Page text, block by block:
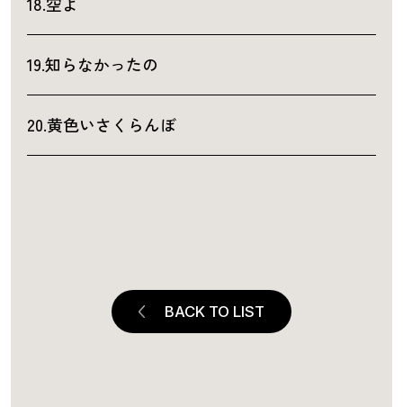
19.知らなかったの
20.黄色いさくらんぼ
BACK TO LIST